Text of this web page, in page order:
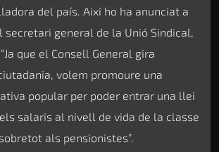
del país. Així ho ha anunciat a
general de la Unió Sindical,
que el Consell General gira
volem promoure una
popular per poder entrar una llei
salaris al nivell de vida de la classe
als pensionistes”.